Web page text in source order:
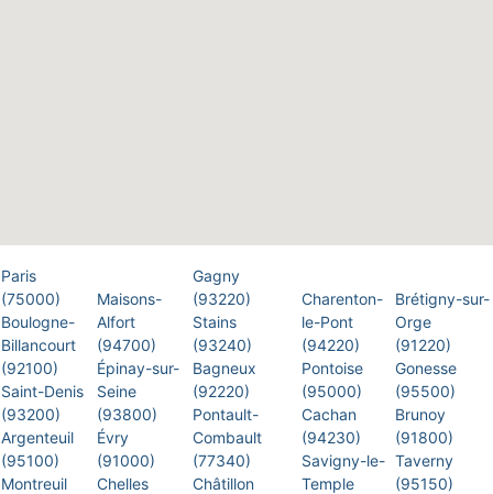
Paris
(75000)
Boulogne-
Billancourt
(92100)
Saint-Denis
(93200)
Argenteuil
(95100)
Montreuil
Maisons-
Alfort
(94700)
Épinay-sur-
Seine
(93800)
Évry
(91000)
Chelles
Gagny
(93220)
Stains
(93240)
Bagneux
(92220)
Pontault-
Combault
(77340)
Châtillon
Charenton-
le-Pont
(94220)
Pontoise
(95000)
Cachan
(94230)
Savigny-le-
Temple
Brétigny-sur-
Orge
(91220)
Gonesse
(95500)
Brunoy
(91800)
Taverny
(95150)